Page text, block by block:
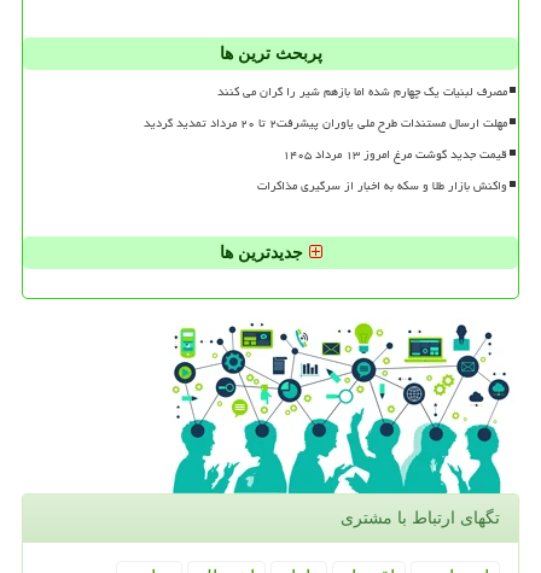
پربحث ترین ها
مصرف لبنیات یک چهارم شده اما بازهم شیر را گران می کنند
مهلت ارسال مستندات طرح ملی یاوران پیشرفت۲ تا ۲۰ مرداد تمدید گردید
قیمت جدید گوشت مرغ امروز ۱۳ مرداد ۱۴۰۵
واکنش بازار طلا و سکه به اخبار از سرگیری مذاکرات
جدیدترین ها
تگهای ارتباط با مشتری